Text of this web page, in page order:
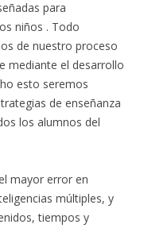
para
niños . Todo
de nuestro proceso
mediante el desarrollo
esto seremos
de enseñanza
los alumnos del
mayor error en
múltiples, y
tiempos y